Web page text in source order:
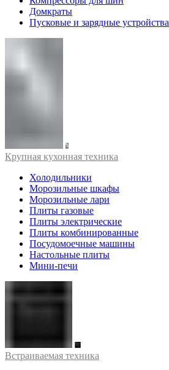
Домкраты
Пусковые и зарядные устройства
Крупная кухонная техника
Холодильники
Морозильные шкафы
Морозильные лари
Плиты газовые
Плиты электрические
Плиты комбинированные
Посудомоечные машины
Настольные плиты
Мини-печи
Встраиваемая техника